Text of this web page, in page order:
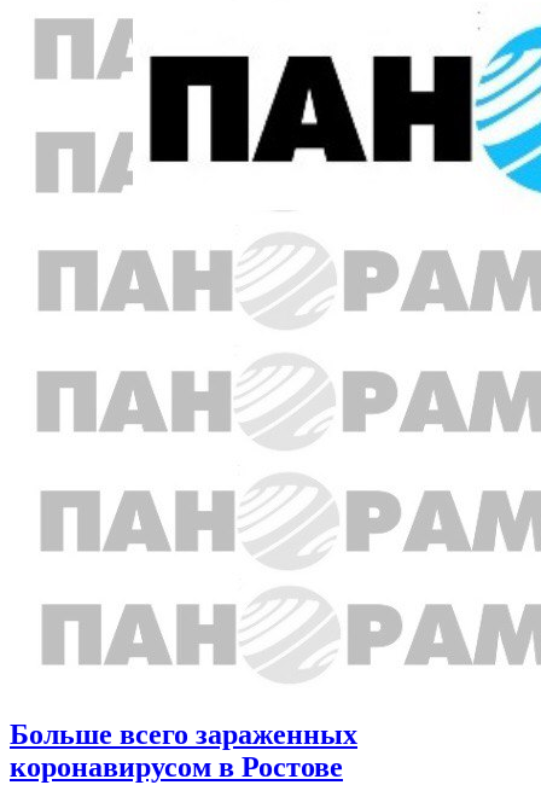
Больше всего зараженных
коронавирусом в Ростове